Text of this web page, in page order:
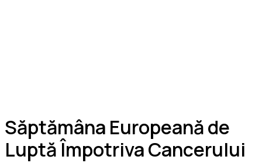
Săptămâna Europeană de
Luptă Împotriva Cancerului